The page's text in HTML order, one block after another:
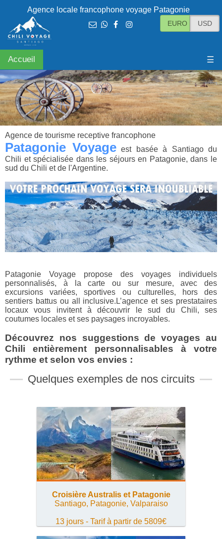
Agence locale francophone voyage Patagonie
USD
EURO
Accueil ☰
Agence de tourisme receptive francophone
Patagonie Voyageest basée à Santiago du
Chili et spécialisée dans les séjours en Patagonie, dans le
sud du Chili et de l'Argentine.
Patagonie Voyage propose des voyages individuels
personnalisés, à la carte ou sur mesure, avec des
excursions variées, sportives ou culturelles, hors des
sentiers battus ou all inclusive.L’agence et ses prestataires
locaux vous invitent à découvrir le sud du Chili, ses
coutumes locales et ses paysages incroyables.
Découvrez nos suggestions de voyages au
Chili entièrement personnalisables à votre
rythme et selon vos envies :
Quelques exemples de nos circuits
Croisière Australis et Patagonie
Santiago, Patagonie, Valparaiso
13 jours - Tarif à partir de 5809€